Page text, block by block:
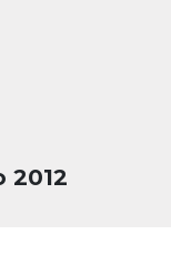
2012